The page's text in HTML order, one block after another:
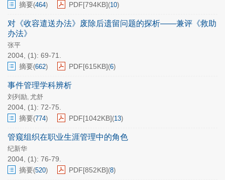
摘要(464) PDF[794KB](10)
对《收容遣送办法》废除后遗留问题的探析——兼评《救助
办法》
张平
2004, (1): 69-71.
摘要(662) PDF[615KB](6)
事件管理学科辨析
刘列励, 尤舒
2004, (1): 72-75.
摘要(774) PDF[1042KB](13)
管窥组织在职业生涯管理中的角色
纪新华
2004, (1): 76-79.
摘要(520) PDF[852KB](8)